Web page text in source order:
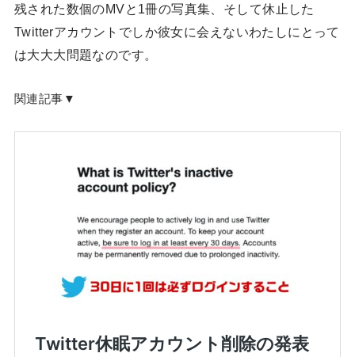
残された数個のMVと1冊の写真集、そして休止した
Twitterアカウントでしか彼女に会えないわたしにとって
は大大大問題なのです。
関連記事▼